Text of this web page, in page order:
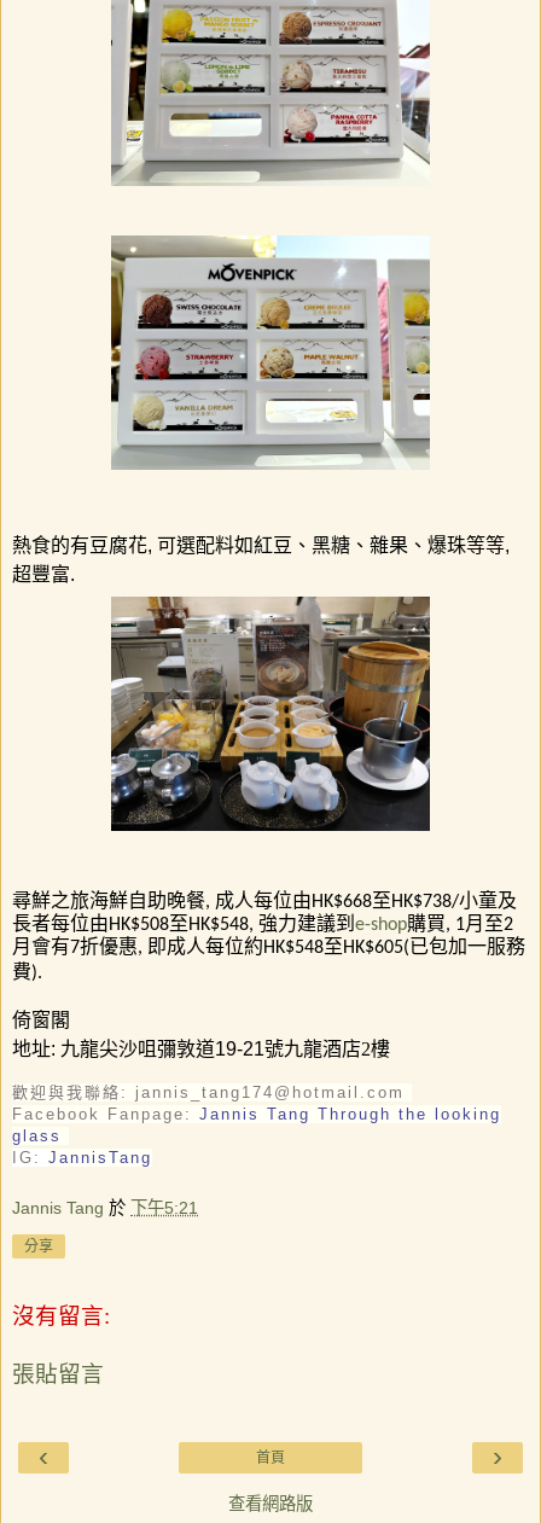
熱食的有豆腐花, 可選配料如紅豆、黑糖、雜果、爆珠等等,
超豐富.
尋鮮之旅海鮮自助晚餐, 成人每位由HK$668至HK$738/小童及
長者每位由HK$508至HK$548, 強力建議到 e-shop購買, 1月至2
月會有7折優惠, 即成人每位約HK$548至HK$605(已包加一服務
費).
倚窗閣
地址: 九龍尖沙咀彌敦道19-21號九龍酒店2樓
歡迎與我聯絡: jannis_tang174@hotmail.com
Facebook Fanpage: Jannis Tang Through the looking
glass
IG: JannisTang
Jannis Tang 於 下午5:21
分享
沒有留言:
張貼留言
‹ ›
首頁
查看網路版